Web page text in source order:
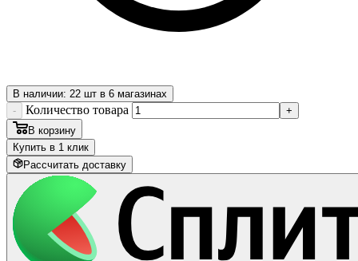
В наличии: 22 шт в 6 магазинах
-
Количество товара
+
В корзину
Купить в 1 клик
Рассчитать доставку